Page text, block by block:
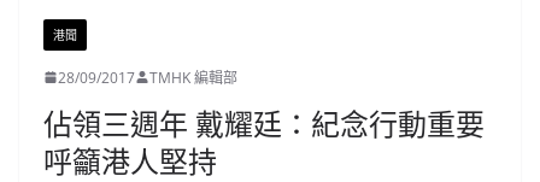
港聞
28/09/2017 TMHK 編輯部
佔領三週年 戴耀廷：紀念行動重要
呼籲港人堅持